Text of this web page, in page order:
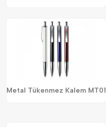
Metal Tükenmez Kalem MT01